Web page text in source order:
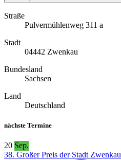
Straße
Pulvermühlenweg 311 a
Stadt
04442 Zwenkau
Bundesland
Sachsen
Land
Deutschland
nächste Termine
20 Sep.
38. Großer Preis der Stadt Zwenkau